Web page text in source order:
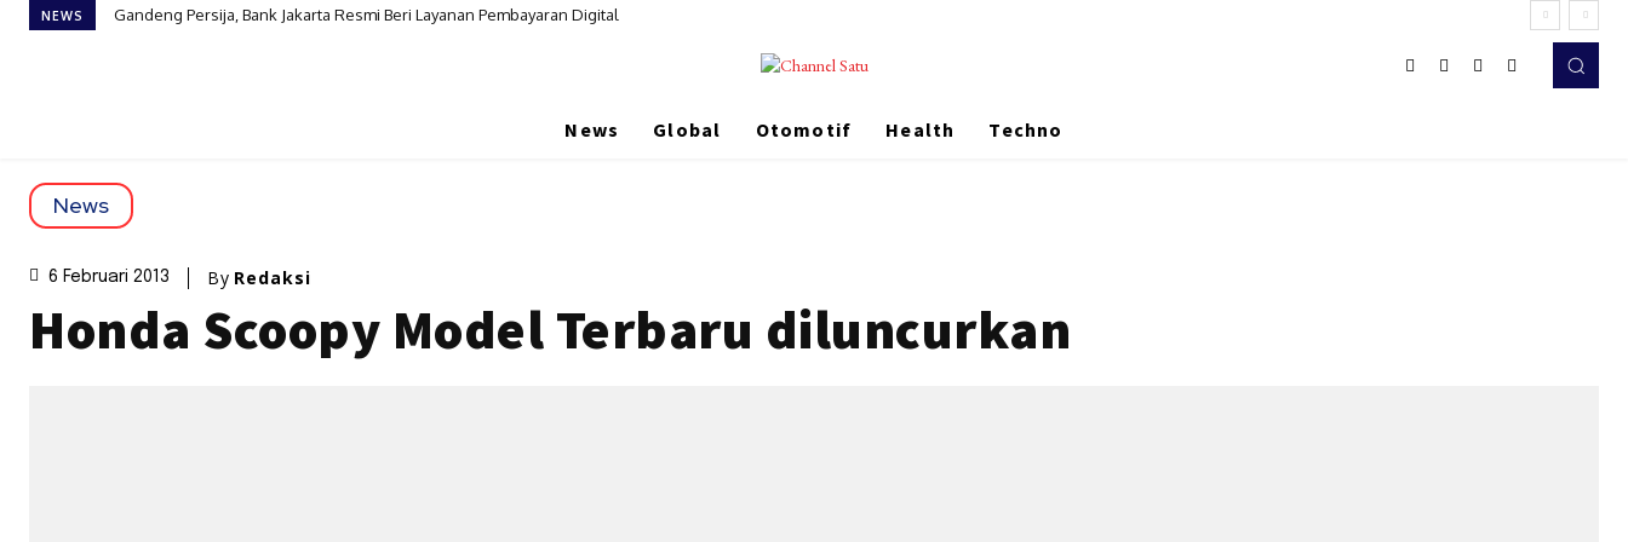
NEWS Gandeng Persija, Bank Jakarta Resmi Beri Layanan Pembayaran Digital
News Global Otomotif Health Techno
News
6 Februari 2013 By Redaksi
Honda Scoopy Model Terbaru diluncurkan